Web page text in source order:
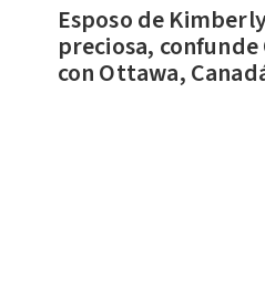
Esposo de
preciosa,
con Ottawa,